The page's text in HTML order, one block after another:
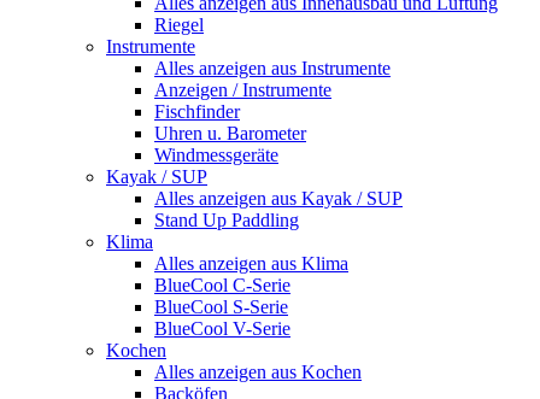
Riegel
Instrumente
Alles anzeigen aus Instrumente
Anzeigen / Instrumente
Fischfinder
Uhren u. Barometer
Windmessgeräte
Kayak / SUP
Alles anzeigen aus Kayak / SUP
Stand Up Paddling
Klima
Alles anzeigen aus Klima
BlueCool C-Serie
BlueCool S-Serie
BlueCool V-Serie
Kochen
Alles anzeigen aus Kochen
Backöfen